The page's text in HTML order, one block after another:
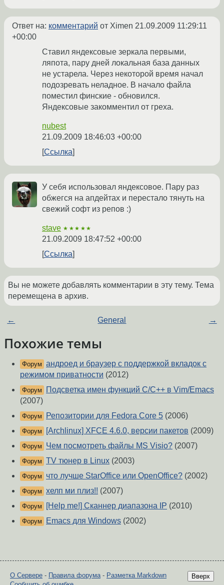
Ответ на: комментарий от Ximen 21.09.2009 11:29:11
+00:00
Ставил яндексовые зеркала первыми,
ляпота, пару дней локальная база данных
не устарела. Через некоторой время начал
подозревать неладное. В начало файла
поместил финские - обновился.
Яндексовые закомментил от греха.
nubest
21.09.2009 18:46:03 +00:00
Ссылка
У себя использовал яндексовое. Пару раз
обжегся на апдейтах и перестало тянуть на
свежий софт из репов :)
stave ★★★★★
21.09.2009 18:47:52 +00:00
Ссылка
Вы не можете добавлять комментарии в эту тему. Тема
перемещена в архив.
← General →
Похожие темы
Форум андроед и браузер с поддержкой вкладок с
режимом приватности (2012)
Форум
Подсветка имен функций C/C++ в Vim/Emacs
(2007)
Форум Репозитории для Fedora Core 5 (2006)
Форум [Archlinux] XFCE 4.6.0, версии пакетов (2009)
Форум Чем посмотреть файлы MS Visio? (2007)
Форум TV тюнер в Linux (2003)
Форум что лучше StarOffice или OpenOffice? (2002)
Форум хелп ми плиз!! (2007)
Форум [Help me!] Сканнер диапазона IP (2010)
Форум Emacs для Windows (2002)
Вверх
О Сервере - Правила форума- Разметка Markdown